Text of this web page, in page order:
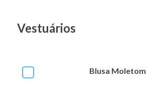
Vestuários
Blusa Moletom